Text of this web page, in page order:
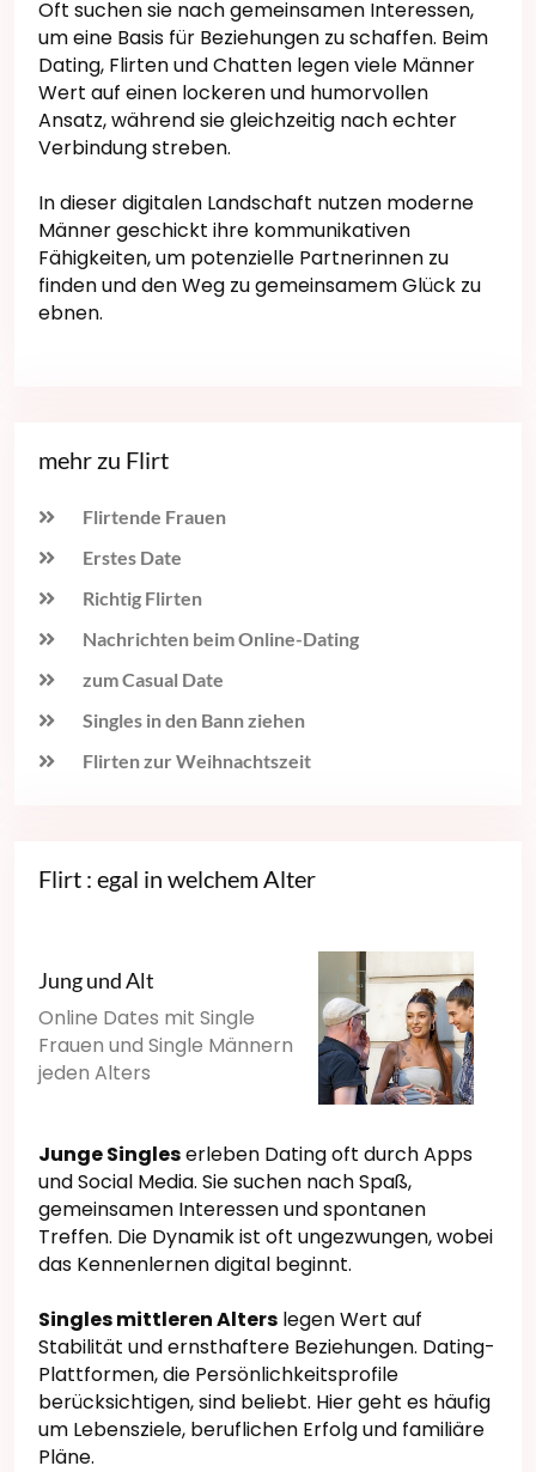
Oft suchen sie nach gemeinsamen Interessen,
um eine Basis für Beziehungen zu schaffen. Beim
Dating, Flirten und Chatten legen viele Männer
Wert auf einen lockeren und humorvollen
Ansatz, während sie gleichzeitig nach echter
Verbindung streben.
In dieser digitalen Landschaft nutzen moderne
Männer geschickt ihre kommunikativen
Fähigkeiten, um potenzielle Partnerinnen zu
finden und den Weg zu gemeinsamem Glück zu
ebnen.
mehr zu Flirt
Flirtende Frauen
Erstes Date
Richtig Flirten
Nachrichten beim Online-Dating
zum Casual Date
Singles in den Bann ziehen
Flirten zur Weihnachtszeit
Flirt : egal in welchem Alter
Jung und Alt
Online Dates mit Single
Frauen und Single Männern
jeden Alters
Junge Singleserleben Dating oft durch Apps
und Social Media. Sie suchen nach Spaß,
gemeinsamen Interessen und spontanen
Treffen. Die Dynamik ist oft ungezwungen, wobei
das Kennenlernen digital beginnt.
Singles mittleren Alters legen Wert auf
Stabilität und ernsthaftere Beziehungen. Dating-
Plattformen, die Persönlichkeitsprofile
berücksichtigen, sind beliebt. Hier geht es häufig
um Lebensziele, beruflichen Erfolg und familiäre
Pläne.